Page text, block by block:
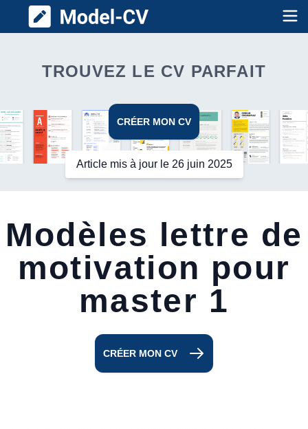
Model CV
TROUVEZ LE CV PARFAIT
CRÉER MON CV
Article mis à jour le 26 juin 2025
Modèles lettre de
motivation pour
master 1
CRÉER MON CV